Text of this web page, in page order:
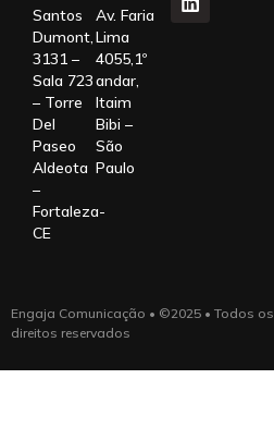
Santos
Dumont,
3131 –
Sala 723
– Torre
Del
Paseo
Aldeota
–
Fortaleza-
CE
Av. Faria
Lima
4055,1º
andar,
Itaim
Bibi –
São
Paulo
Engaja Comunicação • ©2025 • Todos os
direitos reservados